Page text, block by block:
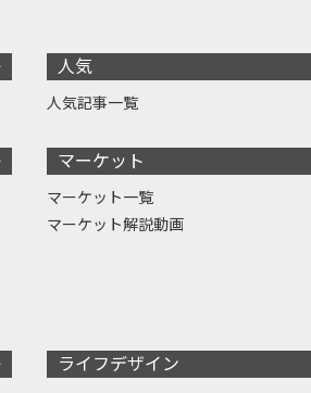
人気
人気記事一覧
マーケット
マーケット一覧
マーケット解説動画
ライフデザイン